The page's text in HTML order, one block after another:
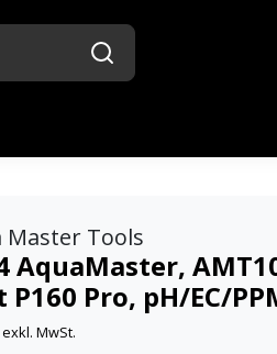
Master Tools
AquaMaster,
Pro, pH/EC/
exkl. MwSt.